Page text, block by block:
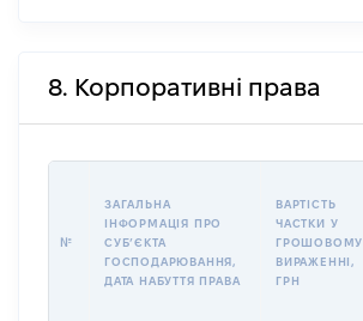
8. Корпоративні права
№
ЗАГАЛЬНА
ІНФОРМАЦІЯ ПРО
СУБʼЄКТА
ГОСПОДАРЮВАННЯ,
ДАТА НАБУТТЯ ПРАВА
ВАРТІСТЬ
ЧАСТКИ У
ГРОШОВОМУ
ВИРАЖЕННІ,
ГРН